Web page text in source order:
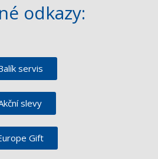
odkazy:
servis
slevy
Gift